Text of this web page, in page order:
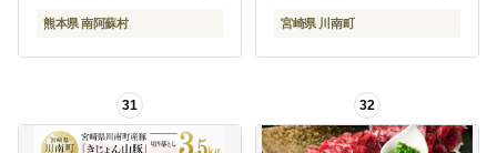
mna_fjst10_3e7e_r7_270
熊本県 南阿蘇村
ss]
宮崎県 川南町
31 32